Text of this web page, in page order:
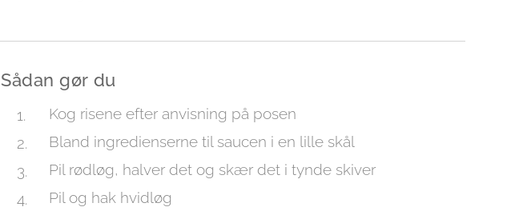
Sådan gør du
Kog risene efter anvisning på posen
Bland ingredienserne til saucen i en lille skål
Pil rødløg, halver det og skær det i tynde skiver
Pil og hak hvidløg